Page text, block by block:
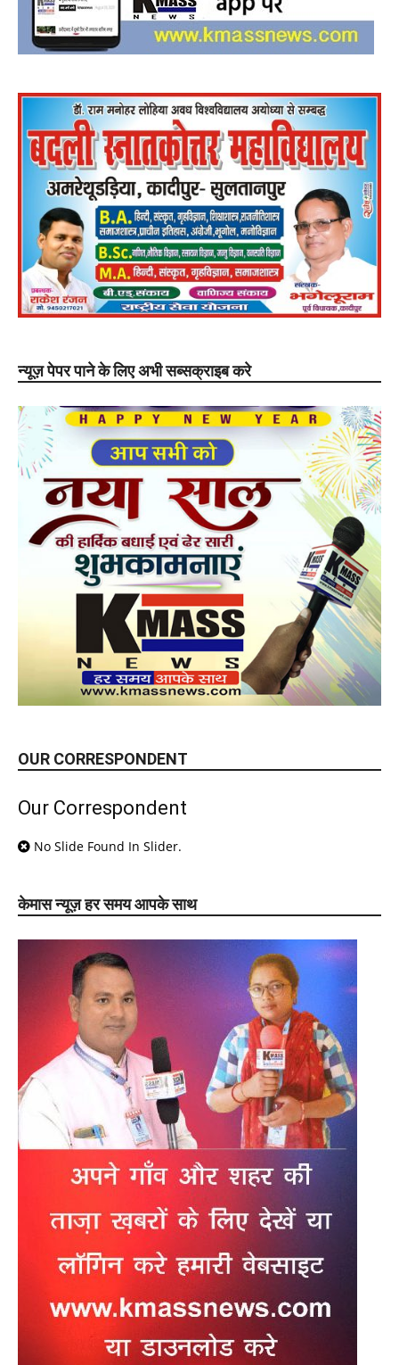
न्यूज़ पेपर पाने के लिए अभी सब्सक्राइब करे
OUR CORRESPONDENT
Our Correspondent
No Slide Found In Slider.
केमास न्यूज़ हर समय आपके साथ